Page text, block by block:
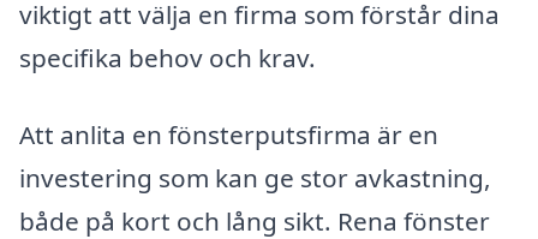
viktigt att välja en firma som förstår dina
specifika behov och krav.
Att anlita en fönsterputsfirma är en
investering som kan ge stor avkastning,
både på kort och lång sikt. Rena fönster